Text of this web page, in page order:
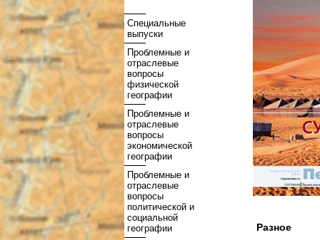
Специальные
выпуски
Проблемные и
отраслевые
вопросы
физической
географии
Проблемные и
отраслевые
вопросы
экономической
географии
Проблемные и
отраслевые
вопросы
политической и
социальной
географии
Разное